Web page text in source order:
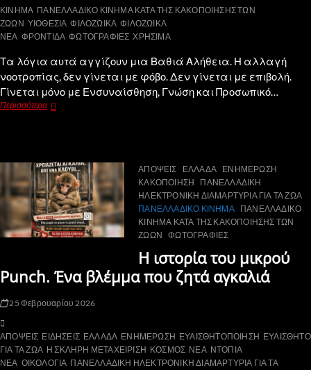
ΚΙΝΗΜΑ ΠΑΝΕΛΛΑΔΙΚΟ ΚΙΝΗΜΑ ΚΑΤΑ ΤΗΣ ΚΑΚΟΠΟΙΗΣΗΣ ΤΩΝ
ΖΩΩΝ ΥΙΟΘΕΣΙΑ ΦΙΛΟΖΩΙΚΑ ΦΙΛΟΖΩΙΚΑ
ΝΕΑ ΦΡΟΝΤΙΔΑ ΦΩΤΟΓΡΑΦΙΕΣ ΧΡΗΣΙΜΑ
Τα λόγια αυτά αγγίζουν μια Βαθιά Αλήθεια. Η αλλαγή
νοοτροπίας, δεν γίνεται με φόβο. Δεν γίνεται με επιβολή.
Γίνεται μόνο με Ενσυναίσθηση, Γνώση και Προσωπικό…
Περισσότερα
ΑΠΟΨΕΙΣ ΕΛΛΑΔΑ ΕΝΗΜΕΡΩΣΗ
ΚΑΚΟΠΟΙΗΣΗ
ΠΑΝΕΛΛΑΔΙΚΗ
ΗΛΕΚΤΡΟΝΙΚΗ ΔΙΑΜΑΡΤΥΡΙΑ ΓΙΑ ΤΑ ΖΩΑ
ΠΑΝΕΛΛΑΔΙΚΟ ΚΙΝΗΜΑ
ΠΑΝΕΛΛΑΔΙΚΟ
ΚΙΝΗΜΑ ΚΑΤΑ ΤΗΣ ΚΑΚΟΠΟΙΗΣΗΣ ΤΩΝ
ΖΩΩΝ
ΦΩΤΟΓΡΑΦΙΕΣ
Η ιστορία του μικρού
Punch. Ένα βλέμμα που ζητά αγκαλιά
25 Φεβρουαρίου 2026
ΑΠΟΨΕΙΣ ΕΙΔΗΣΕΙΣ ΕΛΛΑΔΑ ΕΝΗΜΕΡΩΣΗ ΕΥΑΙΣΘΗΤΟΠΟΙΗΣΗ
ΓΙΑ ΤΑ ΖΩΑ Η ΣΚΛΗΡΗ ΜΕΤΑΧΕΙΡΙΣΗ ΚΟΣΜΟΣ ΝΕΑ ΝΤΟΠΙΑ
ΝΕΑ ΟΙΚΟΛΟΓΙΑ ΠΑΝΕΛΛΑΔΙΚΗ ΗΛΕΚΤΡΟΝΙΚΗ ΔΙΑΜΑΡΤΥΡΙΑ ΓΙΑ ΤΑ